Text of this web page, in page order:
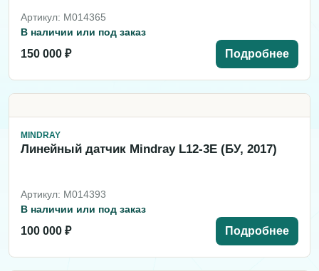
Артикул: M014365
В наличии или под заказ
150 000 ₽ Подробнее
MINDRAY
Линейный датчик Mindray L12-3E (БУ, 2017)
Артикул: M014393
В наличии или под заказ
100 000 ₽ Подробнее